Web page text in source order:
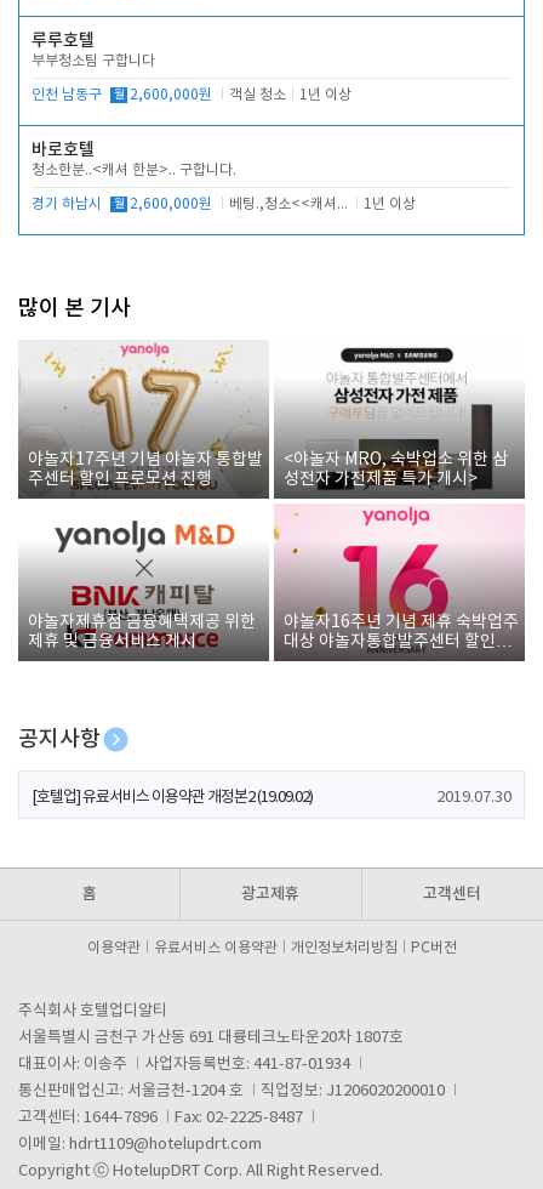
루루호텔
부부청소팀 구합니다
인천 남동구 월 2,600,000원 객실 청소 1년 이상
바로호텔
청소한분..<캐셔 한분>.. 구합니다.
경기 하남시 월 2,600,000원 베팅.,청소<<캐셔 모셔봅니다. 1년 이상
많이 본 기사
야놀자17주년 기념 야놀자 통합발
주센터 할인 프로모션 진행
<야놀자 MRO, 숙박업소 위한 삼
성전자 가전제품 특가 개시>
야놀자제휴점 금융혜택제공 위한
제휴 및 금융서비스 게시
야놀자16주년 기념 제휴 숙박업주
대상 야놀자통합발주센터 할인쿠
폰 증정
공지사항
[호텔업] 개인정보 처리방침 개정본1 (19.09.02)
[호텔업] 유료서비스 이용약관 개정본2 (19.09.02) 2019.07.30
홈 광고제휴 고객센터
이용약관 유료서비스 이용약관 개인정보처리방침 PC버전
주식회사 호텔업디알티
서울특별시 금천구 가산동 691 대륭테크노타운20차 1807호
대표이사: 이송주
사업자등록번호: 441-87-01934
통신판매업신고: 서울금천-1204 호
직업정보: J1206020200010
고객센터: 1644-7896
Fax: 02-2225-8487
이메일: hdrt1109@hotelupdrt.com
Copyright ⓒ HotelupDRT Corp. All Right Reserved.